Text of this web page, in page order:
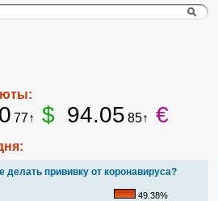
77↑ $ 94.05 85↑ €
делать прививку от коронавируса?
49.38%